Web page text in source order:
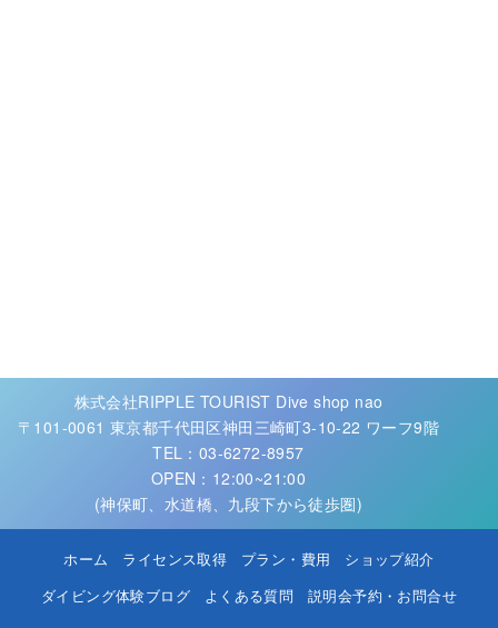
株式会社RIPPLE TOURIST Dive shop nao
〒101-0061 東京都千代田区神田三崎町3-10-22 ワーフ9階
TEL：03-6272-8957
OPEN：12:00~21:00
(神保町、水道橋、九段下から徒歩圏)
ホーム ライセンス取得 プラン・費用
ショップ紹介
ダイビング体験ブログ
よくある質問 説明会予約・お問合せ